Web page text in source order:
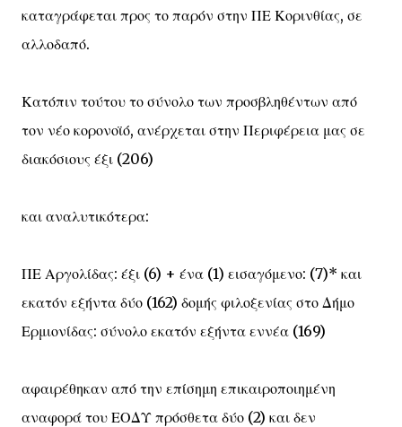
καταγράφεται προς το παρόν στην ΠΕ Κορινθίας, σε
αλλοδαπό.
Κατόπιν τούτου το σύνολο των προσβληθέντων από
τον νέο κορονοϊό, ανέρχεται στην Περιφέρεια μας σε
διακόσιους έξι (206)
και αναλυτικότερα:
ΠΕ Αργολίδας: έξι (6) + ένα (1) εισαγόμενο: (7)* και
εκατόν εξήντα δύο (162) δομής φιλοξενίας στο Δήμο
Ερμιονίδας: σύνολο εκατόν εξήντα εννέα (169)
αφαιρέθηκαν από την επίσημη επικαιροποιημένη
αναφορά του ΕΟΔΥ πρόσθετα δύο (2) και δεν